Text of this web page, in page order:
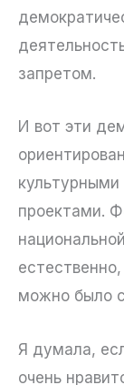
запретом.
И вот эти
проектами.
можно было
Я думала,
очень